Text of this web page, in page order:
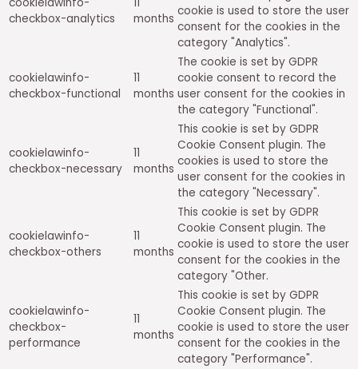
checkbox-analytics
months
cookie is used to store the user
consent for the cookies in the
category "Analytics".
cookielawinfo-
checkbox-functional
11
months
The cookie is set by GDPR
cookie consent to record the
user consent for the cookies in
the category "Functional".
cookielawinfo-
checkbox-necessary
11
months
This cookie is set by GDPR
Cookie Consent plugin. The
cookies is used to store the
user consent for the cookies in
the category "Necessary".
cookielawinfo-
checkbox-others
11
months
This cookie is set by GDPR
Cookie Consent plugin. The
cookie is used to store the user
consent for the cookies in the
category "Other.
cookielawinfo-
checkbox-
performance
11
months
This cookie is set by GDPR
Cookie Consent plugin. The
cookie is used to store the user
consent for the cookies in the
category "Performance".